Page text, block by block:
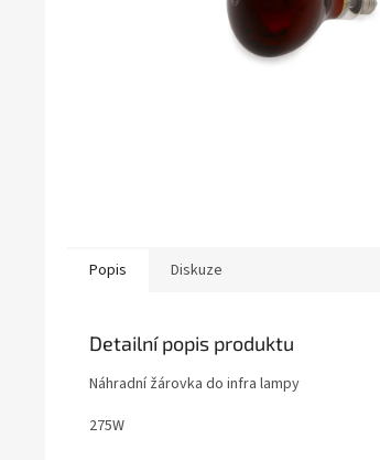
Popis Diskuze
Detailní popis produktu
Náhradní žárovka do infra lampy
275W